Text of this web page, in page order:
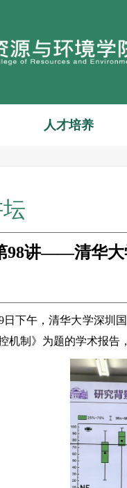
人才培养
98讲——清华大
日下午，清华大学深圳
机制》为题的学术报告